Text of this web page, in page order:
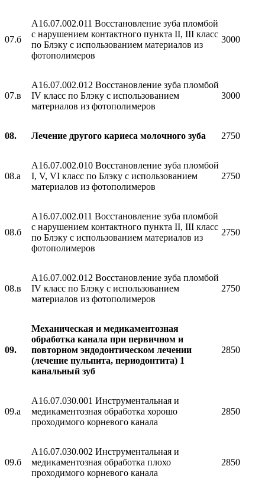
07.б
A16.07.002.011 Восстановление зуба пломбой
с нарушением контактного пункта II, III класс
по Блэку с использованием материалов из
фотополимеров
3000
07.в
A16.07.002.012 Восстановление зуба пломбой
IV класс по Блэку с использованием
материалов из фотополимеров
3000
08. Лечение другого кариеса молочного зуба 2750
08.а
A16.07.002.010 Восстановление зуба пломбой
I, V, VI класс по Блэку с использованием
материалов из фотополимеров
2750
08.б
A16.07.002.011 Восстановление зуба пломбой
с нарушением контактного пункта II, III класс
по Блэку с использованием материалов из
фотополимеров
2750
08.в
A16.07.002.012 Восстановление зуба пломбой
IV класс по Блэку с использованием
материалов из фотополимеров
2750
09.
Механическая и медикаментозная
обработка канала при первичном и
повторном эндодонтическом лечении
(лечение пульпита, периодонтита) 1
канальный зуб
2850
09.а
A16.07.030.001 Инструментальная и
медикаментозная обработка хорошо
проходимого корневого канала
2850
09.б
A16.07.030.002 Инструментальная и
медикаментозная обработка плохо
проходимого корневого канала
2850